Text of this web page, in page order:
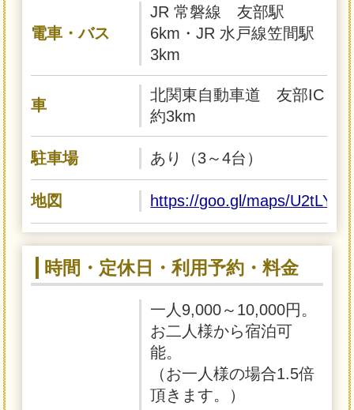
電車・バス
JR 常磐線 友部駅
6km・JR 水戸線笠間駅
3km
車
北関東自動車道 友部IC
約3km
駐車場 あり（3～4台）
地図 https://goo.gl/maps/
時間・定休日・利用予約・料金
一人9,000～10,000円。
お二人様から宿泊可
能。
（お一人様の場合1.5倍
頂きます。）